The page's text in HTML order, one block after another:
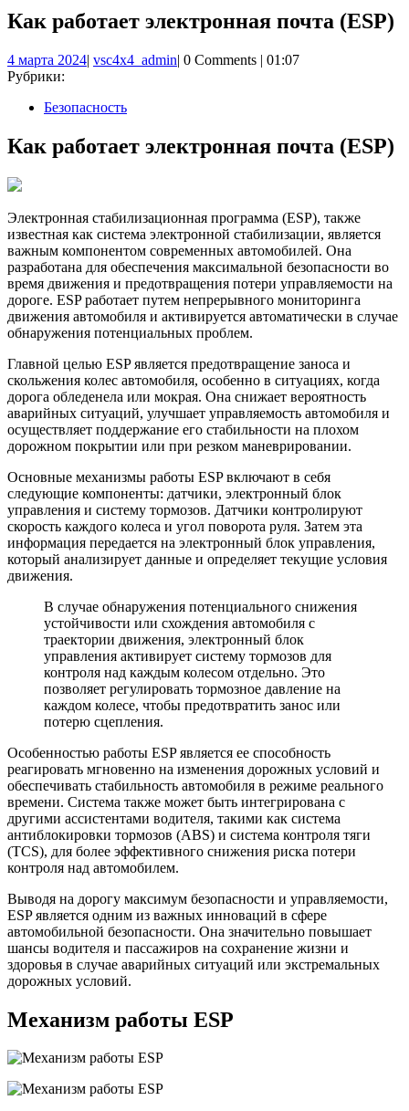
Как работает электронная почта (ESP)
4 марта 20244| vsc4x4_adminvsc4x4_admin
| 0 Comments | 01:07
Рубрики:
Безопасность
Как работает электронная почта (ESP)
Электронная стабилизационная программа (ESP), также
известная как система электронной стабилизации, является
важным компонентом современных автомобилей. Она
разработана для обеспечения максимальной безопасности во
время движения и предотвращения потери управляемости на
дороге. ESP работает путем непрерывного мониторинга
движения автомобиля и активируется автоматически в случае
обнаружения потенциальных проблем.
Главной целью ESP является предотвращение заноса и
скольжения колес автомобиля, особенно в ситуациях, когда
дорога обледенела или мокрая. Она снижает вероятность
аварийных ситуаций, улучшает управляемость автомобиля и
осуществляет поддержание его стабильности на плохом
дорожном покрытии или при резком маневрировании.
Основные механизмы работы ESP включают в себя
следующие компоненты: датчики, электронный блок
управления и систему тормозов. Датчики контролируют
скорость каждого колеса и угол поворота руля. Затем эта
информация передается на электронный блок управления,
который анализирует данные и определяет текущие условия
движения.
В случае обнаружения потенциального снижения
устойчивости или схождения автомобиля с
траектории движения, электронный блок
управления активирует систему тормозов для
контроля над каждым колесом отдельно. Это
позволяет регулировать тормозное давление на
каждом колесе, чтобы предотвратить занос или
потерю сцепления.
Особенностью работы ESP является ее способность
реагировать мгновенно на изменения дорожных условий и
обеспечивать стабильность автомобиля в режиме реального
времени. Система также может быть интегрирована с
другими ассистентами водителя, такими как система
антиблокировки тормозов (ABS) и система контроля тяги
(TCS), для более эффективного снижения риска потери
контроля над автомобилем.
Выводя на дорогу максимум безопасности и управляемости,
ESP является одним из важных инноваций в сфере
автомобильной безопасности. Она значительно повышает
шансы водителя и пассажиров на сохранение жизни и
здоровья в случае аварийных ситуаций или экстремальных
дорожных условий.
Механизм работы ESP